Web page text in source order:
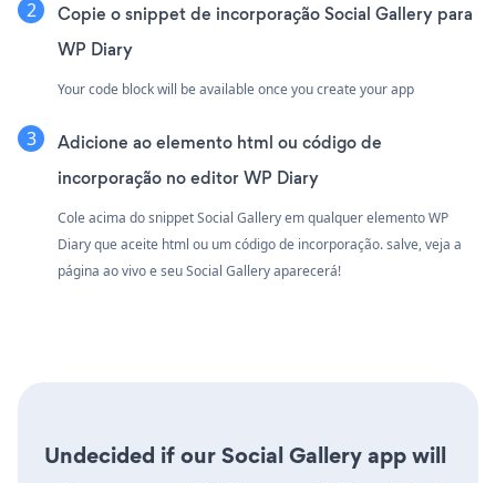
Copie o snippet de incorporação Social Gallery para
WP Diary
Your code block will be available once you create your app
Adicione ao elemento html ou código de
incorporação no editor WP Diary
Cole acima do snippet Social Gallery em qualquer elemento WP
Diary que aceite html ou um código de incorporação. salve, veja a
página ao vivo e seu Social Gallery aparecerá!
Undecided if our Social Gallery app will